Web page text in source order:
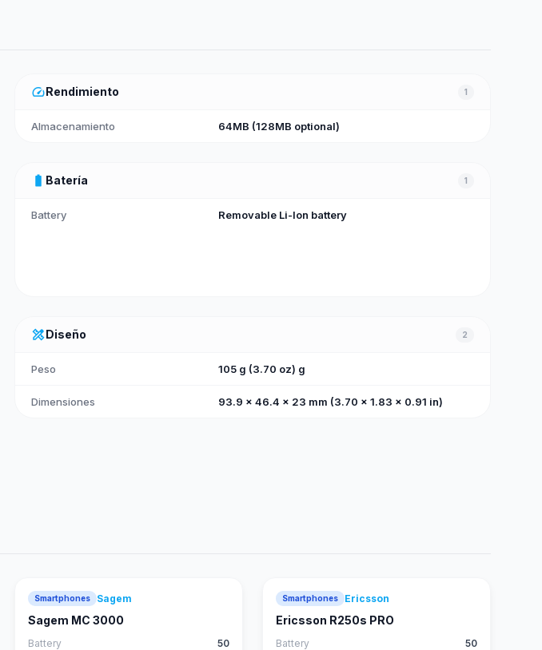
speedRendimiento 1
Almacenamiento 64MB (128MB optional)
battery_full Batería 1
Battery Removable Li-Ion battery
design_servicesDiseño 2
Peso 105 g (3.70 oz) g
Dimensiones 93.9 x 46.4 x 23 mm (3.70 x 1.83 x 0.91 in)
Smartphones Sagem
Sagem MC 3000
Battery
50
Smartphones Ericsson
Ericsson R250s PRO
Battery
50